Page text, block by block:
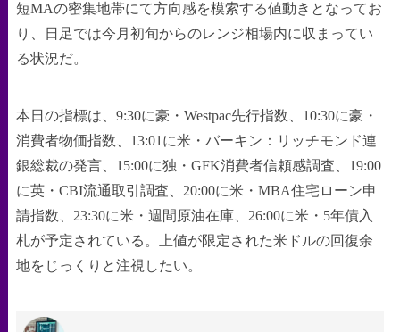
短MAの密集地帯にて方向感を模索する値動きとなってお
り、日足では今月初旬からのレンジ相場内に収まってい
る状況だ。
本日の指標は、9:30に豪・Westpac先行指数、10:30に豪・
消費者物価指数、13:01に米・バーキン：リッチモンド連
銀総裁の発言、15:00に独・GFK消費者信頼感調査、19:00
に英・CBI流通取引調査、20:00に米・MBA住宅ローン申
請指数、23:30に米・週間原油在庫、26:00に米・5年債入
札が予定されている。上値が限定された米ドルの回復余
地をじっくりと注視したい。